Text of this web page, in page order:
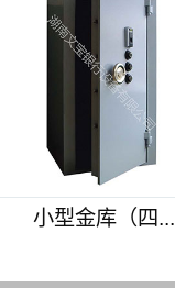
小型金库（四...